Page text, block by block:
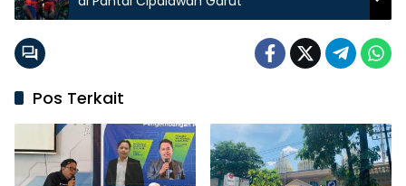
Pos Terkait